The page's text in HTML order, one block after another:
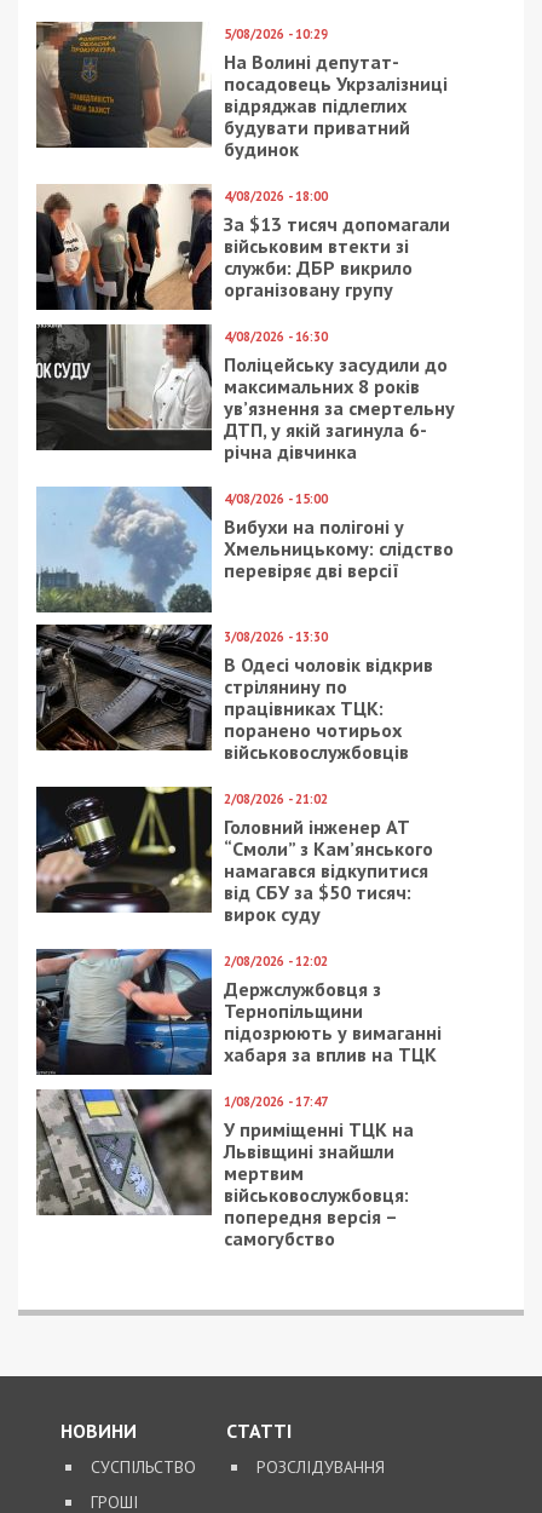
5/08/2026 - 10:29
На Волині депутат-
посадовець Укрзалізниці
відряджав підлеглих
будувати приватний
будинок
4/08/2026 - 18:00
За $13 тисяч допомагали
військовим втекти зі
служби: ДБР викрило
організовану групу
4/08/2026 - 16:30
Поліцейську засудили до
максимальних 8 років
ув’язнення за смертельну
ДТП, у якій загинула 6-
річна дівчинка
4/08/2026 - 15:00
Вибухи на полігоні у
Хмельницькому: слідство
перевіряє дві версії
3/08/2026 - 13:30
В Одесі чоловік відкрив
стрілянину по
працівниках ТЦК:
поранено чотирьох
військовослужбовців
2/08/2026 - 21:02
Головний інженер АТ
“Смоли” з Кам’янського
намагався відкупитися
від СБУ за $50 тисяч:
вирок суду
2/08/2026 - 12:02
Держслужбовця з
Тернопільщини
підозрюють у вимаганні
хабаря за вплив на ТЦК
1/08/2026 - 17:47
У приміщенні ТЦК на
Львівщині знайшли
мертвим
військовослужбовця:
попередня версія –
самогубство
НОВИНИ
СУСПІЛЬСТВО
ГРОШІ
СТАТТІ
РОЗСЛІДУВАННЯ